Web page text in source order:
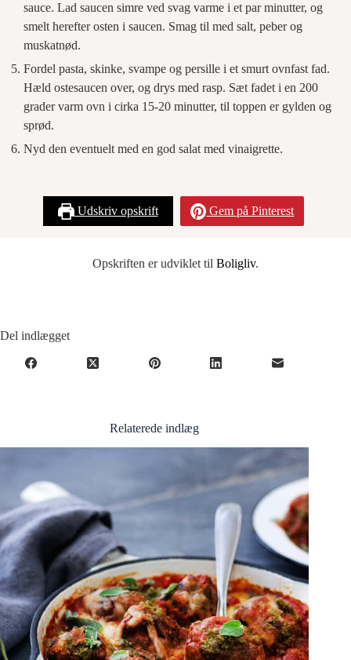
sauce. Lad saucen simre ved svag varme i et par minutter, og
smelt herefter osten i saucen. Smag til med salt, peber og
muskatnød.
Fordel pasta, skinke, svampe og persille i et smurt ovnfast fad.
Hæld ostesaucen over, og drys med rasp. Sæt fadet i en 200
grader varm ovn i cirka 15-20 minutter, til toppen er gylden og
sprød.
Nyd den eventuelt med en god salat med vinaigrette.
Udskriv opskrift Gem på Pinterest
Opskriften er udviklet til Boligliv.
Del indlægget
Relaterede indlæg